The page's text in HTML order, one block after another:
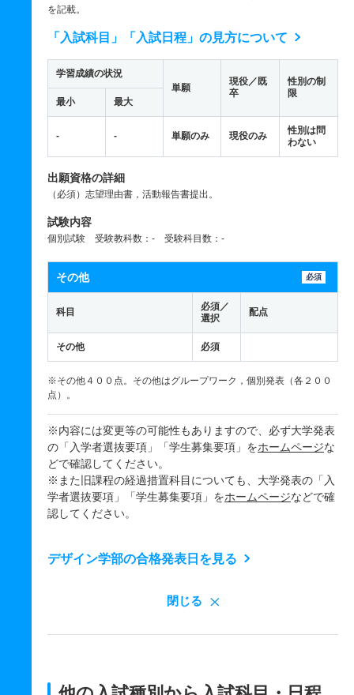
を記載。
「入試科目」「入試日程」の見方について
学習成績の状況
単願
現役／既
卒
性別の制
限
最小 最大
- - 単願のみ 現役のみ
性別は問
わない
出願資格の詳細
（必須）志望理由書，活動報告書提出。
試験内容
個別試験 受験教科数：- 受験科目数：-
その他 必須
科目
必須／
選択
配点
その他 必須
※その他４００点。その他はグループワーク，個別発表（各２００
点）。
※内容には変更等の可能性もありますので、必ず大学発表
の「入学者選抜要項」「学生募集要項」をホームページな
どで確認してください。
※また旧課程の経過措置科目についても、大学発表の「入
学者選抜要項」「学生募集要項」をホームページなどで確
認してください。
デザイン学部の合格発表日を見る
閉じる